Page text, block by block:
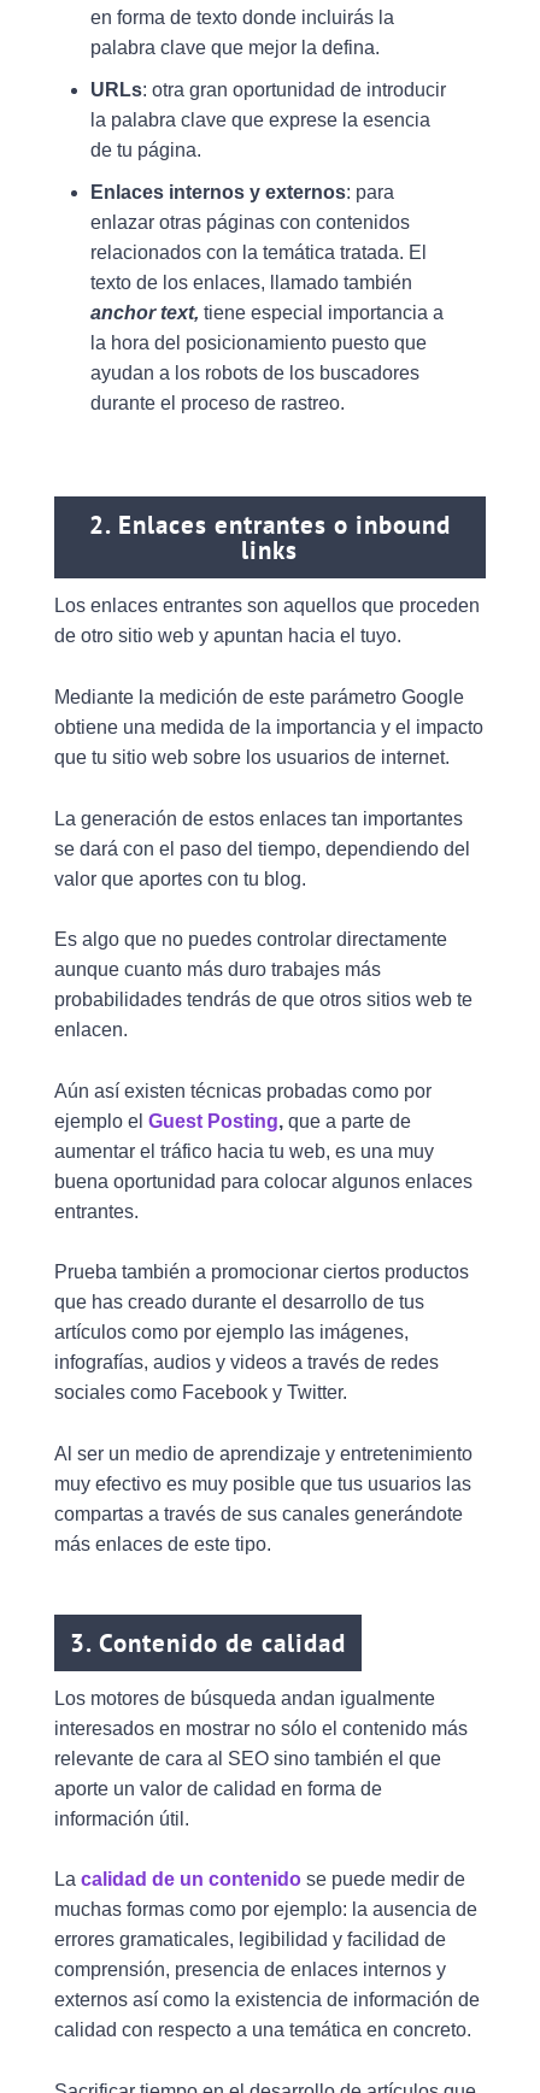
en forma de texto donde incluirás la
palabra clave que mejor la defina.
URLs: otra gran oportunidad de introducir
la palabra clave que exprese la esencia
de tu página.
Enlaces internos y externos: para
enlazar otras páginas con contenidos
relacionados con la temática tratada. El
texto de los enlaces, llamado también
anchor text, tiene especial importancia a
la hora del posicionamiento puesto que
ayudan a los robots de los buscadores
durante el proceso de rastreo.
2. Enlaces entrantes o inbound
links
Los enlaces entrantes son aquellos que proceden
de otro sitio web y apuntan hacia el tuyo.
Mediante la medición de este parámetro Google
obtiene una medida de la importancia y el impacto
que tu sitio web sobre los usuarios de internet.
La generación de estos enlaces tan importantes
se dará con el paso del tiempo, dependiendo del
valor que aportes con tu blog.
Es algo que no puedes controlar directamente
aunque cuanto más duro trabajes más
probabilidades tendrás de que otros sitios web te
enlacen.
Aún así existen técnicas probadas como por
ejemplo el Guest Posting, que a parte de
aumentar el tráfico hacia tu web, es una muy
buena oportunidad para colocar algunos enlaces
entrantes.
Prueba también a promocionar ciertos productos
que has creado durante el desarrollo de tus
artículos como por ejemplo las imágenes,
infografías, audios y videos a través de redes
sociales como Facebook y Twitter.
Al ser un medio de aprendizaje y entretenimiento
muy efectivo es muy posible que tus usuarios las
compartas a través de sus canales generándote
más enlaces de este tipo.
3. Contenido de calidad
Los motores de búsqueda andan igualmente
interesados en mostrar no sólo el contenido más
relevante de cara al SEO sino también el que
aporte un valor de calidad en forma de
información útil.
La calidad de un contenidose puede medir de
muchas formas como por ejemplo: la ausencia de
errores gramaticales, legibilidad y facilidad de
comprensión, presencia de enlaces internos y
externos así como la existencia de información de
calidad con respecto a una temática en concreto.